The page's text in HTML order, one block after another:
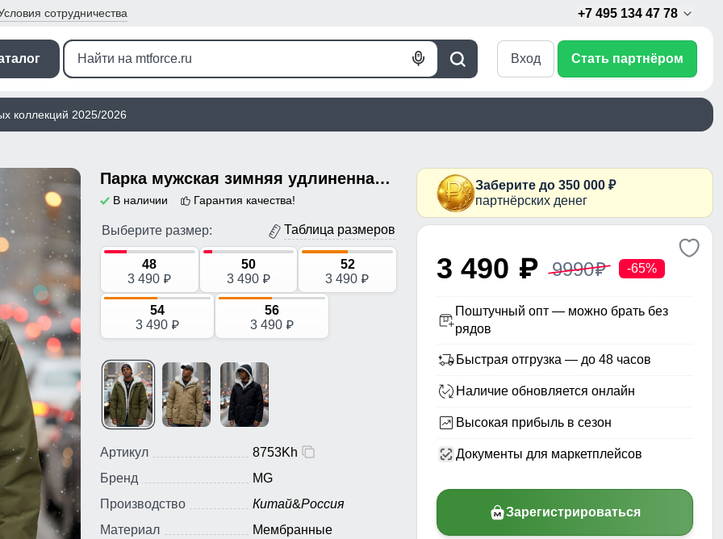
сотрудничества +7 495 134 47 78
Поиск
Голосовой
Вход Стать партнёром
коллекций 2025/2026
Парка мужская зимняя удлиненная с мехом хаки цвета 8753Kh
В наличии Гарантия качества!
Выберите размер: Таблица размеров
48
3 490 p
50
3 490 p
52
3 490 p
54
3 490 p
56
3 490 p
Артикул
8753Kh
Бренд
MG
Производство
Китай&Россия
Материал
Мембранные
Заберите до 350 000 ₽
партнёрских денег
3 490 p 9990p -65%
Поштучный опт — можно брать без
рядов
Быстрая отгрузка — до 48 часов
Наличие обновляется онлайн
Высокая прибыль в сезон
Документы для маркетплейсов
Зарегистрироваться